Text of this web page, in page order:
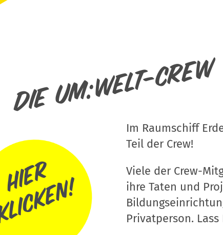
Die um:welt-Crew
Im Raumschiff
Teil der Crew!
Viele der Crew-
ihre Taten und
Privatperson.